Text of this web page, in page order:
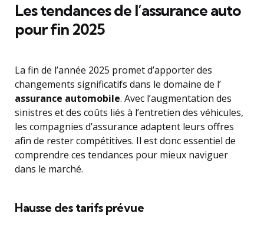
Les tendances de l’assurance auto
pour fin 2025
La fin de l’année 2025 promet d’apporter des
changements significatifs dans le domaine de l’
assurance automobile. Avec l’augmentation des
sinistres et des coûts liés à l’entretien des véhicules,
les compagnies d’assurance adaptent leurs offres
afin de rester compétitives. Il est donc essentiel de
comprendre ces tendances pour mieux naviguer
dans le marché.
Hausse des tarifs prévue